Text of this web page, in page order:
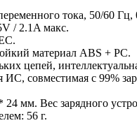
тока, 50/60 Гц,
/ 2.1A макс.
материал ABS + PC.
цепей,
ИС, совместимая с 99%
мм. Вес зарядного
56 г.